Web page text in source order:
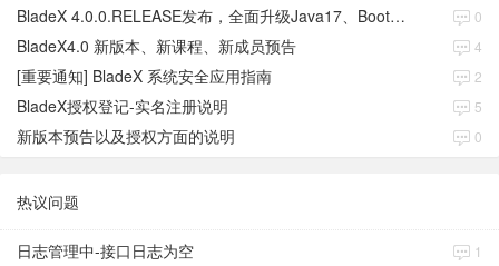
BladeX 4.0.0.RELEASE发布，全面升级Java17、Boot3、Cloud2023 0
BladeX4.0 新版本、新课程、新成员预告 4
[重要通知] BladeX 系统安全应用指南 2
BladeX授权登记-实名注册说明 5
新版本预告以及授权方面的说明 0
热议问题
日志管理中-接口日志为空 1